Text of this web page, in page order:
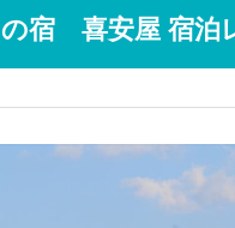
宿 喜安屋 宿泊